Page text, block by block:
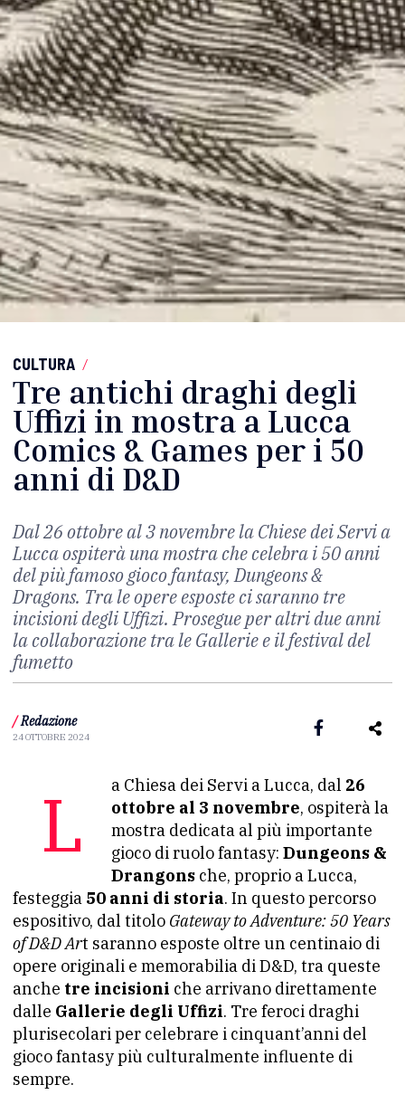
CULTURA /
Tre antichi draghi degli
Uffizi in mostra a Lucca
Comics & Games per i 50
anni di D&D
Dal 26 ottobre al 3 novembre la Chiese dei Servi a
Lucca ospiterà una mostra che celebra i 50 anni
del più famoso gioco fantasy, Dungeons &
Dragons. Tra le opere esposte ci saranno tre
incisioni degli Uffizi. Prosegue per altri due anni
la collaborazione tra le Gallerie e il festival del
fumetto
/ Redazione
24 OTTOBRE 2024
La Chiesa dei Servi a Lucca, dal 26
ottobre al 3 novembre, ospiterà la
mostra dedicata al più importante
gioco di ruolo fantasy: Dungeons &
Drangons che, proprio a Lucca,
festeggia 50 anni di storia. In questo percorso
espositivo, dal titolo Gateway to Adventure: 50 Years
of D&D Art saranno esposte oltre un centinaio di
opere originali e memorabilia di D&D, tra queste
anche tre incisioni che arrivano direttamente
dalle Gallerie degli Uffizi. Tre feroci draghi
plurisecolari per celebrare i cinquant’anni del
gioco fantasy più culturalmente influente di
sempre.